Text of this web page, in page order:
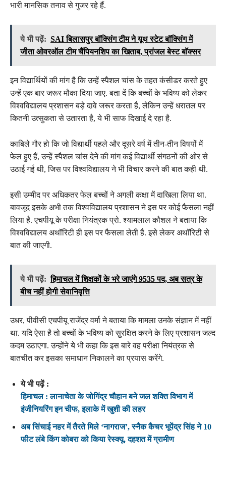
भारी मानसिक तनाव से गुजर रहे हैं.
ये भी पढ़ें: SAI बिलासपुर बॉक्सिंग टीम ने यूथ स्टेट बॉक्सिंग में
जीता ओवरऑल टीम चैंपियनशिप का खिताब, प्रांजल बेस्ट बॉक्सर
इन विद्यार्थियों की मांग है कि उन्हें स्पैशल चांस के तहत कंसीडर करते हुए
उन्हें एक बार जरूर मौका दिया जाए. बता दें कि बच्चों के भविष्य को लेकर
विश्वविद्यालय प्रशासन बड़े दावे जरूर करता है, लेकिन उन्हें धरातल पर
कितनी उत्सुकता से उतारता है, ये भी साफ दिखाई दे रहा है.
काबिले गौर हो कि जो विद्यार्थी पहले और दूसरे वर्ष में तीन-तीन विषयों में
फेल हुए हैं, उन्हें स्पैशल चांस देने की मांग कई विद्यार्थी संगठनों की ओर से
उठाई गई थी, जिस पर विश्वविद्यालय ने भी विचार करने की बात कही थी.
इसी उम्मीद पर अधिकतर फेल बच्चों ने अगली कक्षा में दाखिला लिया था.
बावजूद इसके अभी तक विश्वविद्यालय प्रशासन ने इस पर कोई फैसला नहीं
लिया है. एचपीयू के परीक्षा नियंत्रक प्रो. श्यामलाल कौशल ने बताया कि
विश्वविद्यालय अथॉरिटी ही इस पर फैसला लेती है. इसे लेकर अथॉरिटी से
बात की जाएगी.
ये भी पढ़ें: हिमाचल में शिक्षकों के भरे जाएंगे 9535 पद, अब सत्र के
बीच नहीं होगी सेवानिवृत्ति
उधर, पीवीसी एचपीयू राजेंद्र वर्मा ने बताया कि मामला उनके संज्ञान में नहीं
था. यदि ऐसा है तो बच्चों के भविष्य को सुरक्षित करने के लिए प्रशासन जल्द
कदम उठाएगा. उन्होंने ये भी कहा कि इस बारे वह परीक्षा नियंत्रक से
बातचीत कर इसका समाधान निकालने का प्रयास करेंगे.
ये भी पढ़ें :
हिमाचल : लानाचेता के जोगिंद्र चौहान बने जल शक्ति विभाग में
इंजीनियरिंग इन चीफ, इलाके में खुशी की लहर
अब सिंचाई नहर में तैरते मिले ‘नागराज’, स्नैक कैचर भूपेंद्र सिंह ने 10
फीट लंबे किंग कोबरा को किया रेस्क्यू, दहशत में ग्रामीण